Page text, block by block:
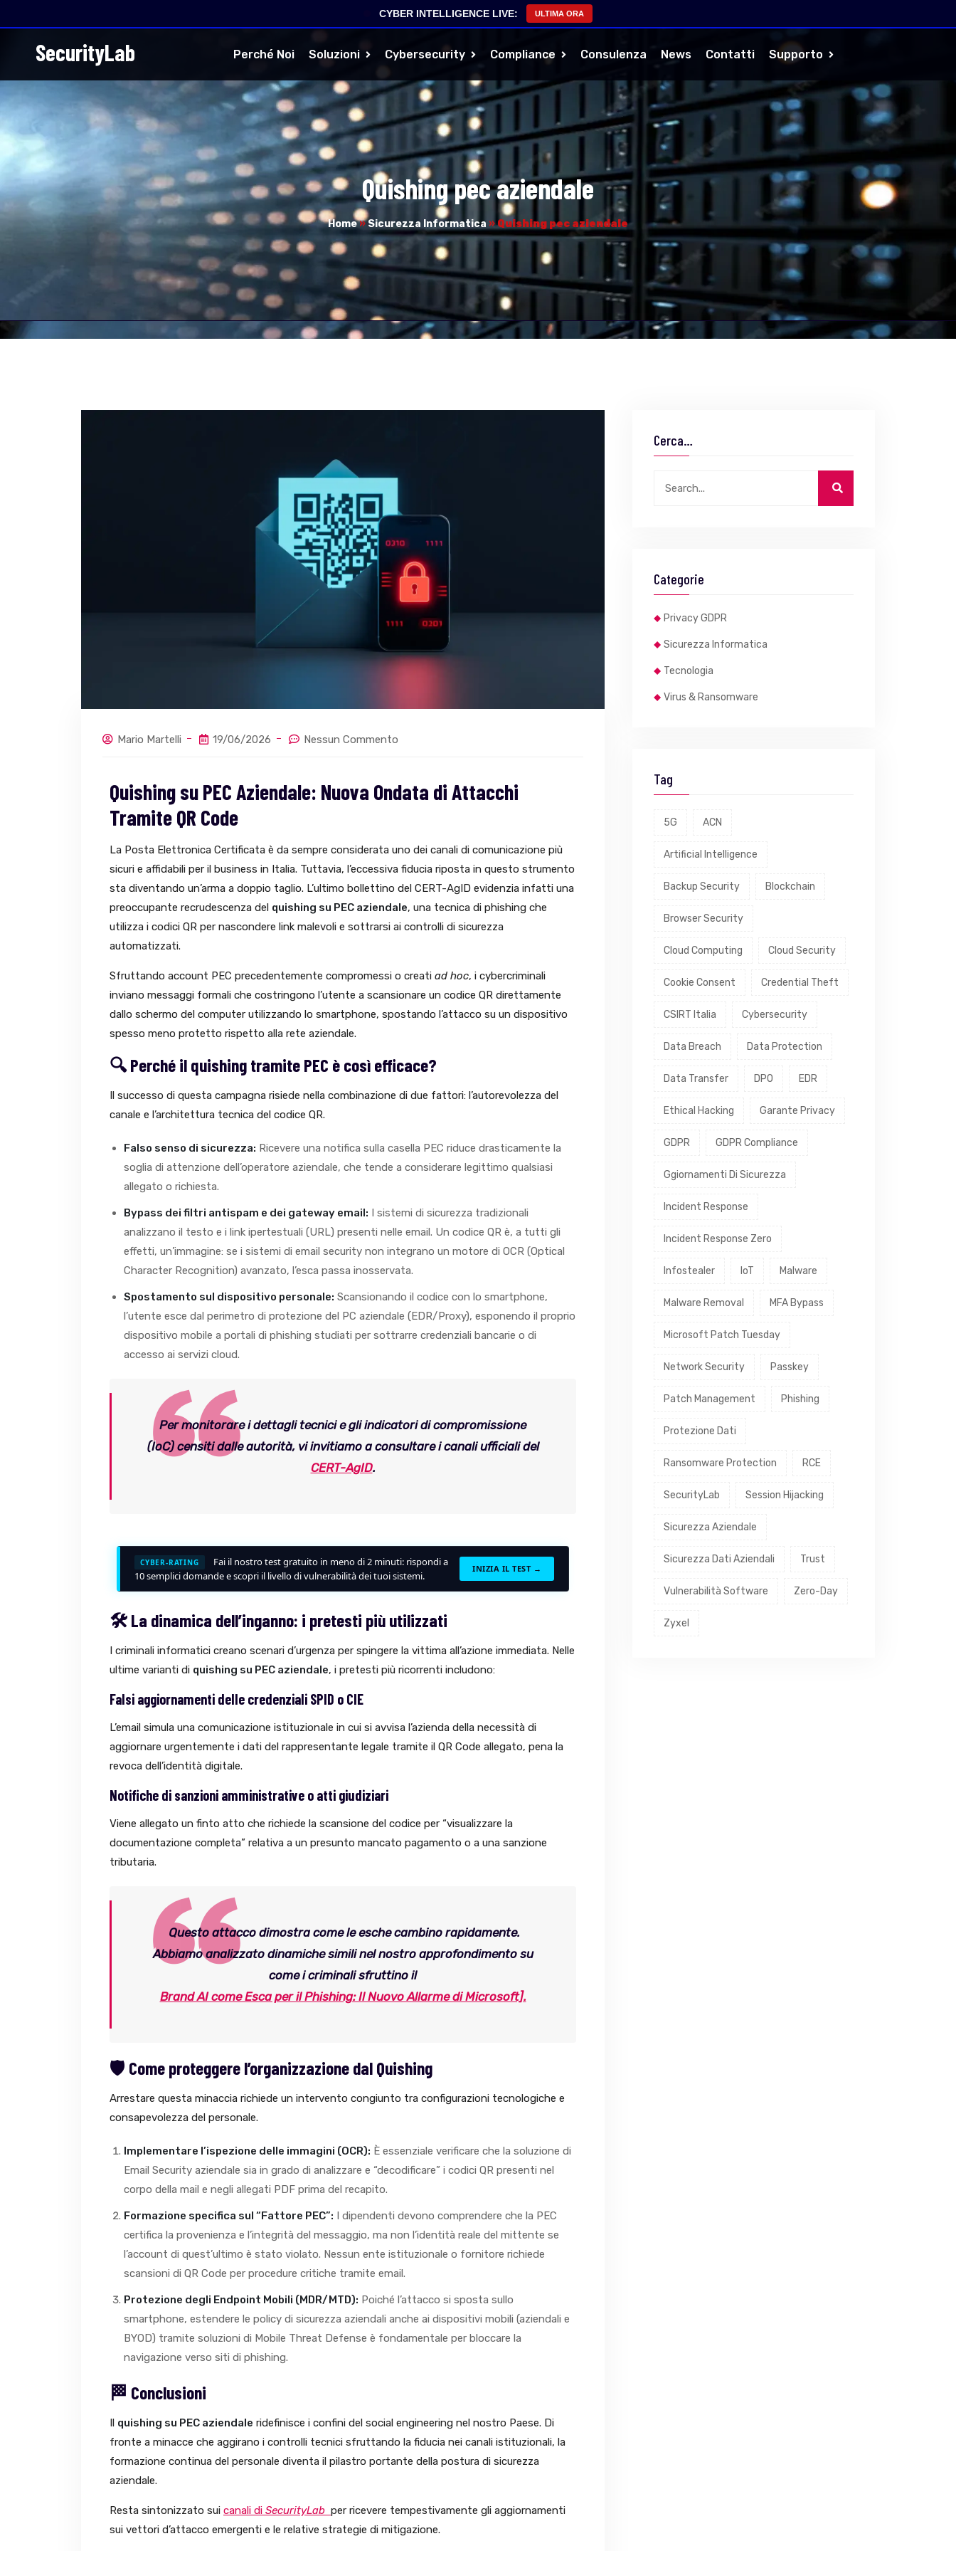
CYBER INTELLIGENCE LIVE: ULTIMA ORA
SecurityLab Perché Noi Soluzioni Cybersecurity Compliance Consulenza News Contatti Supporto
Quishing pec aziendale
Home»Sicurezza Informatica »Quishing pec aziendale
Mario Martelli 19/06/2026 Nessun Commento
Quishing su PEC Aziendale: Nuova Ondata di Attacchi
Tramite QR Code
La Posta Elettronica Certificata è da sempre considerata uno dei canali di comunicazione più
sicuri e affidabili per il business in Italia. Tuttavia, l’eccessiva fiducia riposta in questo strumento
sta diventando un’arma a doppio taglio. L’ultimo bollettino del CERT-AgID evidenzia infatti una
preoccupante recrudescenza del quishing su PEC aziendale, una tecnica di phishing che
utilizza i codici QR per nascondere link malevoli e sottrarsi ai controlli di sicurezza
automatizzati.
Sfruttando account PEC precedentemente compromessi o creati ad hoc, i cybercriminali
inviano messaggi formali che costringono l’utente a scansionare un codice QR direttamente
dallo schermo del computer utilizzando lo smartphone, spostando l’attacco su un dispositivo
spesso meno protetto rispetto alla rete aziendale.
🔍 Perché il quishing tramite PEC è così efficace?
Il successo di questa campagna risiede nella combinazione di due fattori: l’autorevolezza del
canale e l’architettura tecnica del codice QR.
Falso senso di sicurezza: Ricevere una notifica sulla casella PEC riduce drasticamente la
soglia di attenzione dell’operatore aziendale, che tende a considerare legittimo qualsiasi
allegato o richiesta.
Bypass dei filtri antispam e dei gateway email: I sistemi di sicurezza tradizionali
analizzano il testo e i link ipertestuali (URL) presenti nelle email. Un codice QR è, a tutti gli
effetti, un’immagine: se i sistemi di email security non integrano un motore di OCR (Optical
Character Recognition) avanzato, l’esca passa inosservata.
Spostamento sul dispositivo personale: Scansionando il codice con lo smartphone,
l’utente esce dal perimetro di protezione del PC aziendale (EDR/Proxy), esponendo il proprio
dispositivo mobile a portali di phishing studiati per sottrarre credenziali bancarie o di
accesso ai servizi cloud.
Per monitorare i dettagli tecnici e gli indicatori di compromissione
(IoC) censiti dalle autorità, vi invitiamo a consultare i canali ufficiali del
CERT-AgID.
CYBER-RATING
Fai il nostro test gratuito in meno di 2 minuti: rispondi a
10 semplici domande e scopri il livello di vulnerabilità dei tuoi sistemi.
INIZIA IL TEST →
🛠️ La dinamica dell’inganno: i pretesti più utilizzati
I criminali informatici creano scenari d’urgenza per spingere la vittima all’azione immediata. Nelle
ultime varianti di quishing su PEC aziendale, i pretesti più ricorrenti includono:
Falsi aggiornamenti delle credenziali SPID o CIE
L’email simula una comunicazione istituzionale in cui si avvisa l’azienda della necessità di
aggiornare urgentemente i dati del rappresentante legale tramite il QR Code allegato, pena la
revoca dell’identità digitale.
Notifiche di sanzioni amministrative o atti giudiziari
Viene allegato un finto atto che richiede la scansione del codice per “visualizzare la
documentazione completa” relativa a un presunto mancato pagamento o a una sanzione
tributaria.
Questo attacco dimostra come le esche cambino rapidamente.
Abbiamo analizzato dinamiche simili nel nostro approfondimento su
come i criminali sfruttino il
Brand AI come Esca per il Phishing: Il Nuovo Allarme di Microsoft].
🛡️ Come proteggere l’organizzazione dal Quishing
Arrestare questa minaccia richiede un intervento congiunto tra configurazioni tecnologiche e
consapevolezza del personale.
Implementare l’ispezione delle immagini (OCR): È essenziale verificare che la soluzione di
Email Security aziendale sia in grado di analizzare e “decodificare” i codici QR presenti nel
corpo della mail e negli allegati PDF prima del recapito.
Formazione specifica sul “Fattore PEC”: I dipendenti devono comprendere che la PEC
certifica la provenienza e l’integrità del messaggio, ma non l’identità reale del mittente se
l’account di quest’ultimo è stato violato. Nessun ente istituzionale o fornitore richiede
scansioni di QR Code per procedure critiche tramite email.
Protezione degli Endpoint Mobili (MDR/MTD): Poiché l’attacco si sposta sullo
smartphone, estendere le policy di sicurezza aziendali anche ai dispositivi mobili (aziendali e
BYOD) tramite soluzioni di Mobile Threat Defense è fondamentale per bloccare la
navigazione verso siti di phishing.
🏁 Conclusioni
Il quishing su PEC aziendale ridefinisce i confini del social engineering nel nostro Paese. Di
fronte a minacce che aggirano i controlli tecnici sfruttando la fiducia nei canali istituzionali, la
formazione continua del personale diventa il pilastro portante della postura di sicurezza
aziendale.
Resta sintonizzato sui canali di SecurityLab per ricevere tempestivamente gli aggiornamenti
sui vettori d’attacco emergenti e le relative strategie di mitigazione.
Cerca…
Categorie
Privacy GDPR
Sicurezza Informatica
Tecnologia
Virus & Ransomware
Tag
5G ACN
Artificial Intelligence
Backup Security Blockchain
Browser Security
Cloud Computing Cloud Security
Cookie Consent Credential Theft
CSIRT Italia Cybersecurity
Data Breach Data Protection
Data Transfer DPO EDR
Ethical Hacking Garante Privacy
GDPR GDPR Compliance
Ggiornamenti Di Sicurezza
Incident Response
Incident Response Zero
Infostealer IoT Malware
Malware Removal MFA Bypass
Microsoft Patch Tuesday
Network Security Passkey
Patch Management Phishing
Protezione Dati
Ransomware Protection RCE
SecurityLab Session Hijacking
Sicurezza Aziendale
Sicurezza Dati Aziendali Trust
Vulnerabilità Software Zero-Day
Zyxel